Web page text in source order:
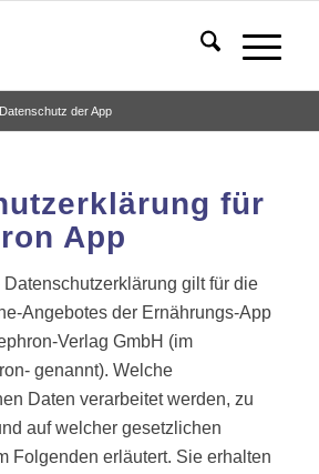
Datenschutz der App
für
App
gilt für die
Angebotes der Ernährungs-App
Verlag GmbH (im
genannt). Welche
Daten verarbeitet werden, zu
auf welcher gesetzlichen
Folgenden erläutert. Sie erhalten